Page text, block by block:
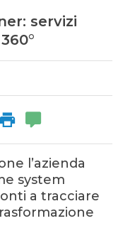
servizi
l’azienda
system
a tracciare